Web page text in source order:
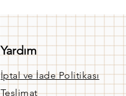
Yardım
İptal ve İade Politikası
Teslimat